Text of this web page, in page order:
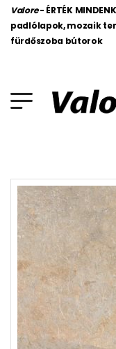
Valore - ÉRTÉK
padlólapok, mozaik
fürdőszoba bútorok